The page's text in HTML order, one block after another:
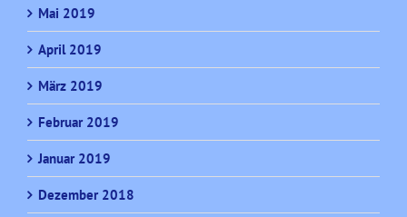
Mai 2019
April 2019
März 2019
Februar 2019
Januar 2019
Dezember 2018